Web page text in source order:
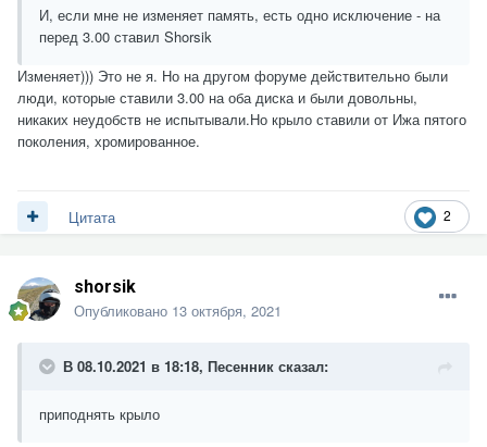
И, если мне не изменяет память, есть одно исключение - на
перед 3.00 ставил Shorsik
Изменяет))) Это не я. Но на другом форуме действительно были
люди, которые ставили 3.00 на оба диска и были довольны,
никаких неудобств не испытывали.Но крыло ставили от Ижа пятого
поколения, хромированное.
2
Цитата
shorsik
Опубликовано 13 октября, 2021
В 08.10.2021 в 18:18, Песенник сказал:
приподнять крыло